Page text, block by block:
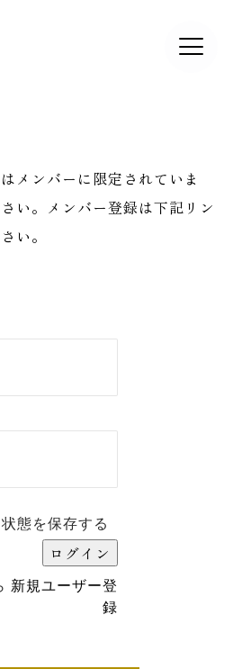
メンバーに限定されていま
い。メンバー登録は下記リン
い。
態を保存する
新規ユーザー登
録